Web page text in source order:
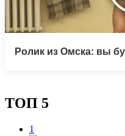
Ролик из Омска: вы
ТОП 5
1